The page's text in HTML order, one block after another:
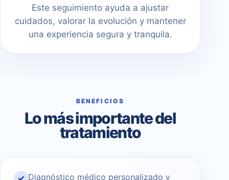
Este seguimiento ayuda a ajustar
cuidados, valorar la evolución y mantener
una experiencia segura y tranquila.
BENEFICIOS
Lo más importante del
tratamiento
✓ Diagnóstico médico personalizado y